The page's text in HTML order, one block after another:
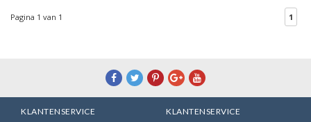
Pagina 1 van 1 1
KLANTENSERVICE
KLANTENSERVICE